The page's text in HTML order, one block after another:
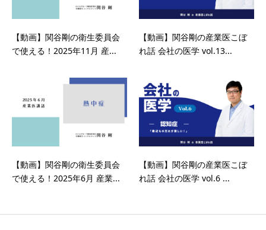
【動画】関谷剛の衛生委員会
で使える！2025年11月 産...
【動画】関谷剛の産業医こぼ
れ話 会社の医学 vol.13...
【動画】関谷剛の衛生委員会
で使える！2025年6月 産業...
【動画】関谷剛の産業医こぼ
れ話 会社の医学 vol.6 ...